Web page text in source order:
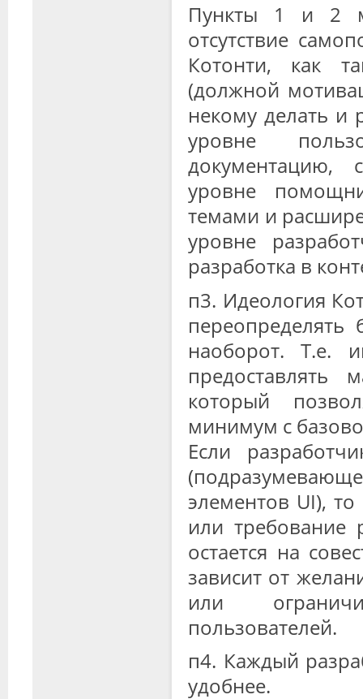
Пункты 1 и 2
отсутствие
Котонти, как
(должной
некому делать
уровне
документацию,
уровне
темами и
уровне
разработка в
п3. Идеология
наоборот. Т.е.
предоставлять
который
минимум с
Если
элементов UI),
или требование
остается на
зависит от
или
пользователей.
п4. Каждый
удобнее.